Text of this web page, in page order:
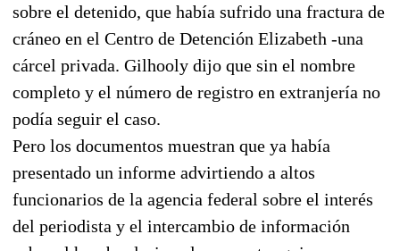
sobre el detenido, que había sufrido una fractura de
cráneo en el Centro de Detención Elizabeth -una
cárcel privada. Gilhooly dijo que sin el nombre
completo y el número de registro en extranjería no
podía seguir el caso.
Pero los documentos muestran que ya había
presentado un informe advirtiendo a altos
funcionarios de la agencia federal sobre el interés
del periodista y el intercambio de información